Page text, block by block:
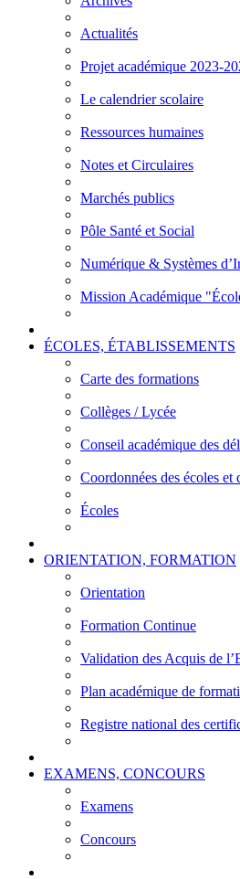
Actualités
Projet académique 2023-
Le calendrier scolaire
Ressources humaines
Notes et Circulaires
Marchés publics
Pôle Santé et Social
Numérique & Systèmes
Mission Académique
ÉCOLES, ÉTABLISSEMENTS
Carte des formations
Collèges / Lycée
Conseil académique des
Coordonnées des écoles et
Écoles
ORIENTATION, FORMATION
Orientation
Formation Continue
Validation des Acquis de
Plan académique de
Registre national des
EXAMENS, CONCOURS
Examens
Concours